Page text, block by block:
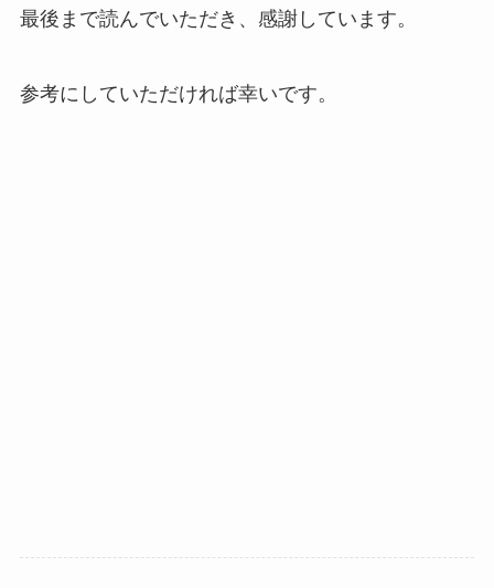
最後まで読んでいただき、感謝しています。
参考にしていただければ幸いです。